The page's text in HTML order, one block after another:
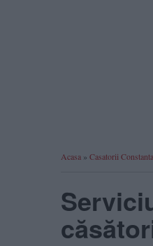
Acasa » Casatorii Constanta